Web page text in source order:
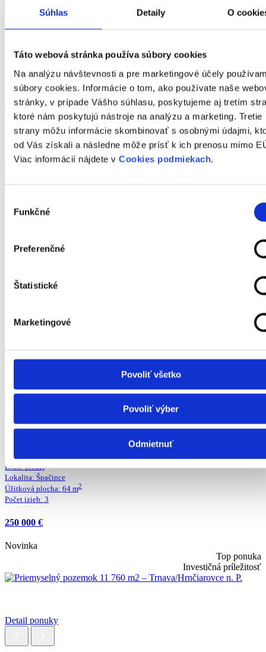
Súhlas Detaily O
Táto webová stránka používa súbory cookies
Na analýzu návštevnosti a pre marketingové účely
súbory cookies. Informácie o tom, ako používate naše
stránky, v prípade Vášho súhlasu, poskytujeme aj tretím
ktoré nám poskytujú nástroje na analýzu a marketing. Tretie
strany môžu informácie skombinovať s osobnými údajmi,
od Vás získali a následne môže prísť k ich prenosu mimo
Viac informácií nájdete v Cookies podmiekach.
súhlasu
Funkčné
Preferenčné
Štatistické
Marketingové
Povoliť všetko
Povoliť výber
Odmietnuť
Úžitková plocha:54
Počet izieb:2
179 900 €
Výhodné
Investičná príležitosť
Rodinné bývanie
Detail ponuky
Úžitková plocha:78
162 990 €
Top ponuka
Rodinné bývanie
Detail ponuky
KOMPLETNE ZREKONŠTRUOVANÝ 3-IZBOVÝ RODINNÝ DOM V
Druh:predaj
Lokalita: Špačince
Úžitková plocha: 64 m2
Počet izieb: 3
250 000 €
Novinka
Top ponuka
Investičná príležitosť
Detail ponuky